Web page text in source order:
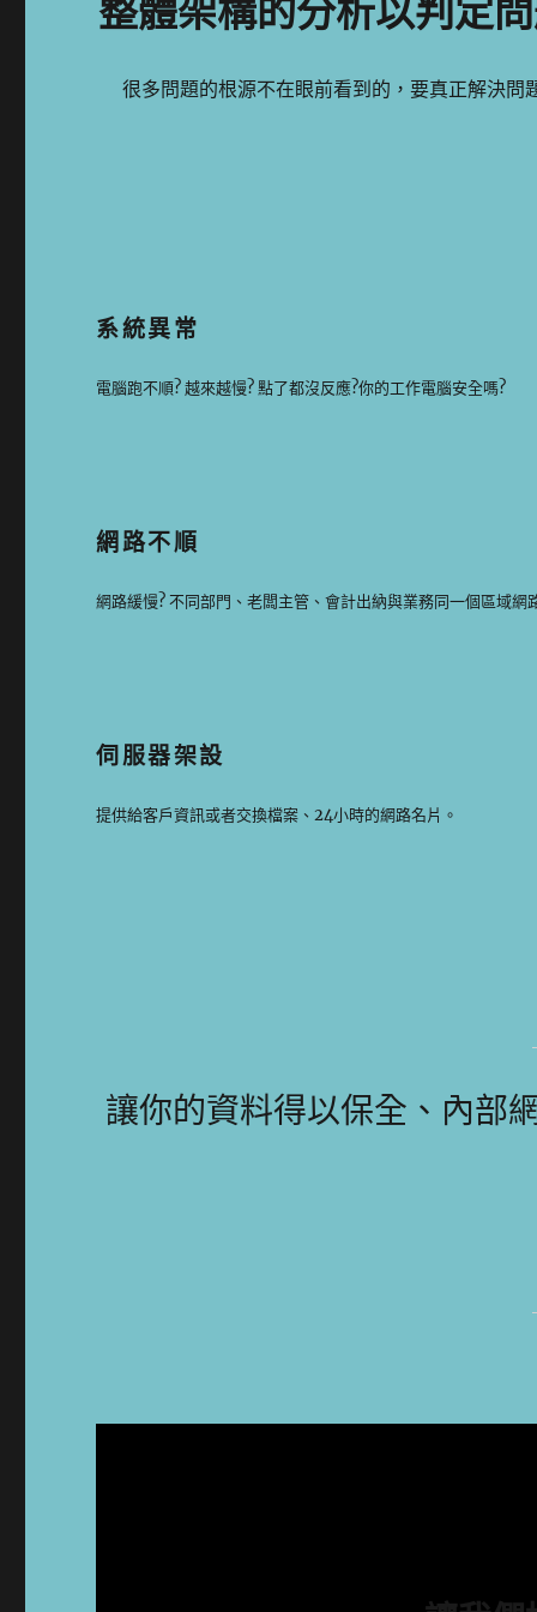
整體架構的分析以判定
很多問題的根源不在眼前看到的，要真正解決問
系統異常
電腦跑不順? 越來越慢? 點了都沒反應?你的工作電腦安全嗎?
網路不順
網路緩慢? 不同部門、老闆主管、會計出納與業務同一個區域網
伺服器架設
提供給客戶資訊或者交換檔案、24小時的網路名片。
讓你的資料得以保全、內部